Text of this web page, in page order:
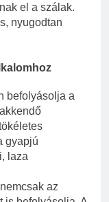
el a szálak.
nyugodtan
befolyásolja a
gyapjú
laza
az